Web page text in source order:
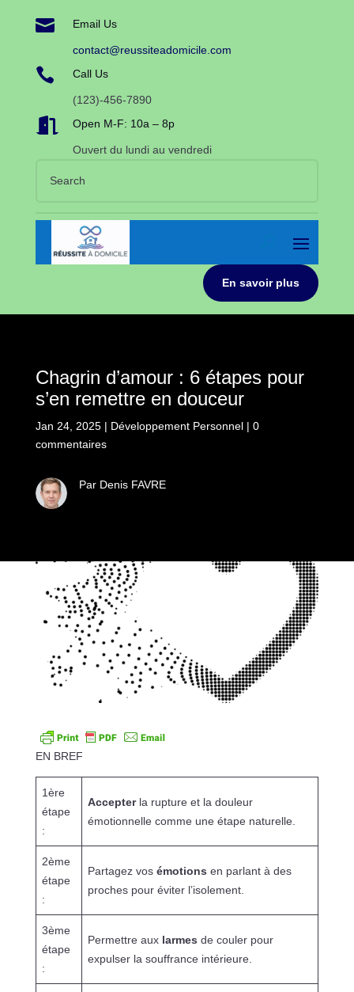
 Email Us
contact@reussiteadomicile.com
 Call Us
(123)-456-7890
 Open M-F: 10a – 8p
Ouvert du lundi au vendredi
En savoir plus
Chagrin d’amour : 6 étapes pour
s’en remettre en douceur
Jan 24, 2025| Développement Personnel| 0
commentaires
Par Denis FAVRE
EN BREF
1ère
étape
:
Accepterla rupture et la douleur
émotionnelle comme une étape naturelle.
2ème
étape
:
Partagez vos émotions en parlant à des
proches pour éviter l’isolement.
3ème
étape
:
Permettre aux larmes de couler pour
expulser la souffrance intérieure.